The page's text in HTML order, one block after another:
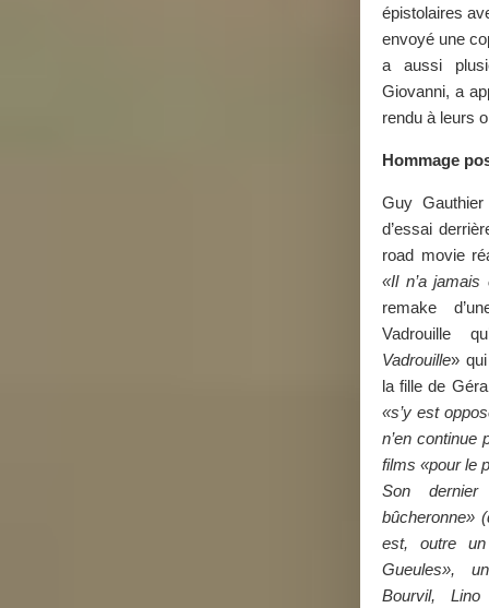
épistolaires
envoyé une
a aussi
Giovanni, a
rendu à leurs
Hommage
Guy
d’essai
road movie
«Il n’a jamais
remake
Vadrouille
Vadrouille»
la fille de
«s’y est
n’en continue
films «pour le
Son dernier
bûcheronne»
est, outre
Gueules»,
Bourvil,